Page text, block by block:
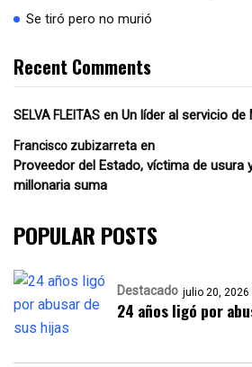
Se tiró pero no murió
Recent Comments
SELVA FLEITAS en Un líder al servicio de
Francisco zubizarreta en
Proveedor del Estado, víctima de usura
millonaria suma
POPULAR POSTS
Destacado julio 20, 2026
24 años ligó por